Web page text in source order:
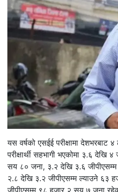
यस वर्षको एसईई परीक्षामा
परीक्षार्थी सहभागी भएकोमा ३.६ देखि
सय ८० जना, ३.२ देखि ३.६
२.८ देखि ३.२ जीपीएसम्म ल्याउने ६३